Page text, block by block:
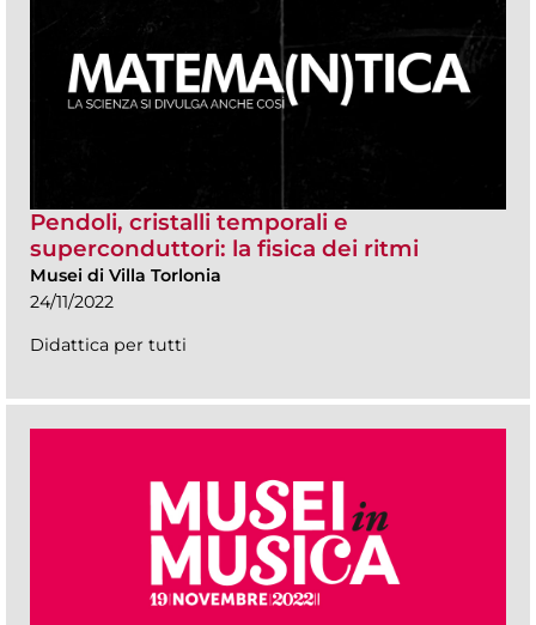
Pendoli, cristalli temporali e
superconduttori: la fisica dei ritmi
Musei di Villa Torlonia
24/11/2022
Didattica per tutti